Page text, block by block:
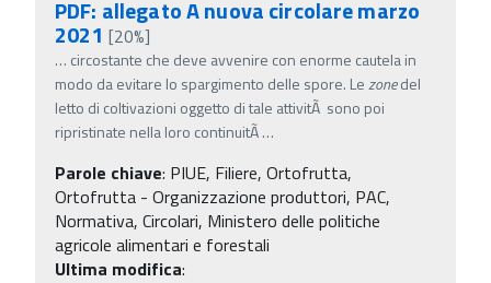
PDF: allegato A nuova circolare marzo
2021 [20%]
… circostante che deve avvenire con enorme cautela in
modo da evitare lo spargimento delle spore. Lezonedel
letto di coltivazioni oggetto di tale attivitÃ sono poi
ripristinate nella loro continuitÃ…
Parole chiave: PIUE, Filiere, Ortofrutta,
Ortofrutta - Organizzazione produttori, PAC,
Normativa, Circolari, Ministero delle politiche
agricole alimentari e forestali
Ultima modifica: